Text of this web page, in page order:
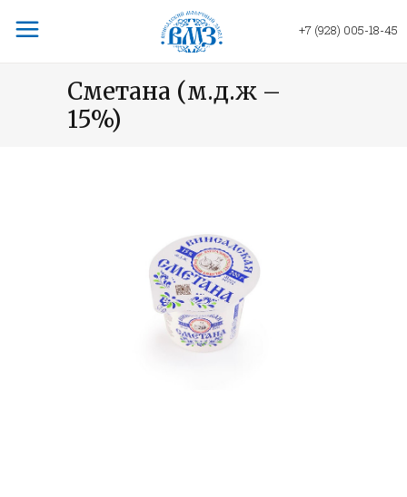
+7 (928) 005-18-45
Сметана (м.д.ж –
15%)